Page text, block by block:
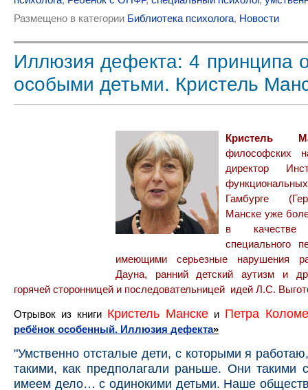
Размещено в категории Библиотека психолога, Новости
Иллюзия дефекта: 4 принципа
особыми детьми. Кристель
Кристель
философских
директор
Гамбурге
Манске уже
в
специального
имеющими серьезные нарушения
Дауна, ранний детский аутизм и
горячей сторонницей и последовательницей идей Л.С.
Отрывок из книги Кристель Манске и Петра
ребёнок особенный. Иллюзия дефекта»
"Умственно отсталые дети, с которыми я
такими, как предполагали раньше. Они такими
имеем дело… с одинокими детьми. Наше